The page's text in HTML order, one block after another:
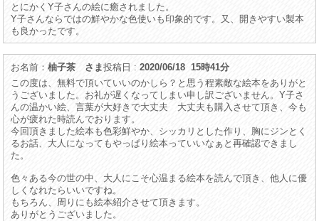
とにかくY子さんの絵に癒されました。
Y子さんならではの鮮やかな色使いも印象的です。又、開きやすい製本
も良かったです。
お名前：柚子茶 さま投稿日 :2020/06/18 15時41分
この度は、無料で頂いていいのかしら？と思う程素敵な絵本をありがと
うございました。お礼が遅くなってしまい申し訳ございません。Y子さ
んの温かい絵、言葉が大好きで大丈夫 大丈夫も購入させて頂き、今も
心が疲れた時読んでおります。
今回頂きました絵本も色彩鮮やか、シッカリとした作り、胸にジンとく
るお話、大人になってもやっぱり絵本っていいなぁと再確認できまし
た。
色々ある今の世の中、大人にこそ心温まる絵本を読んで頂き、他人に優
しくなれたらいいですね。
もちろん、周りにも絵本紹介させて頂きます。
ありがとうございました。